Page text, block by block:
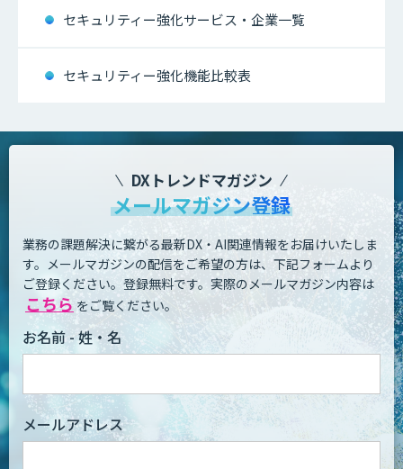
セキュリティー強化サービス・企業一覧
セキュリティー強化機能比較表
DXトレンドマガジン
メールマガジン登録
業務の課題解決に繋がる最新DX・AI関連情報をお届けいたしま
す。 メールマガジンの配信をご希望の方は、下記フォームより
ご登録ください。登録無料です。 実際のメールマガジン内容は
こちら をご覧ください。
お名前 - 姓・名
メールアドレス